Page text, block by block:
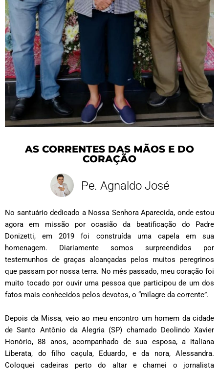
AS CORRENTES DAS MÃOS E DO
CORAÇÃO
Pe. Agnaldo José
No santuário dedicado a Nossa Senhora Aparecida, onde estou
agora em missão por ocasião da beatificação do Padre
Donizetti, em 2019 foi construída uma capela em sua
homenagem. Diariamente somos surpreendidos por
testemunhos de graças alcançadas pelos muitos peregrinos
que passam por nossa terra. No mês passado, meu coração foi
muito tocado por ouvir uma pessoa que participou de um dos
fatos mais conhecidos pelos devotos, o “milagre da corrente”.
Depois da Missa, veio ao meu encontro um homem da cidade
de Santo Antônio da Alegria (SP) chamado Deolindo Xavier
Honório, 88 anos, acompanhado de sua esposa, a italiana
Liberata, do filho caçula, Eduardo, e da nora, Alessandra.
Coloquei cadeiras perto do altar e chamei o jornalista